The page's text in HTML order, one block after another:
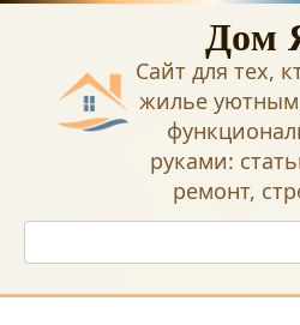
Перейти
Дом
Сайт для тех,
жилье
руками:
ремонт,
Поиск: